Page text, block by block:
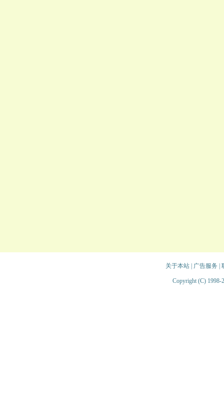
关于本站| 广告服务
Copyright (C) 1998-